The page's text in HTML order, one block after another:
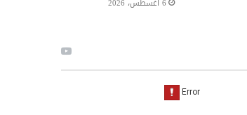
6 أغسطس، 2026